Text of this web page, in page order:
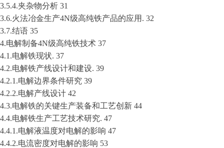
3.5.4.夹杂物分析 31
3.6.火法冶金生产4N级高纯铁产品的应用. 32
3.7.结语 35
4.电解制备4N级高纯铁技术 37
4.1.电解铁现状. 37
4.2.电解铁产线设计和建设. 39
4.2.1.电解边界条件研究 39
4.2.2.电解产线设计 42
4.3.电解铁的关键生产装备和工艺创新 44
4.4.电解铁生产工艺技术研究. 47
4.4.1.电解液温度对电解的影响 47
4.4.2.电流密度对电解的影响 53